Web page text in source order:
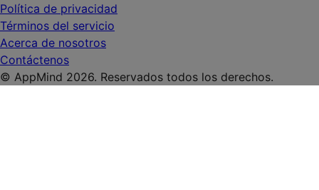
Política de privacidad
Términos del servicio
Acerca de nosotros
Contáctenos
© AppMind 2026. Reservados todos los derechos.